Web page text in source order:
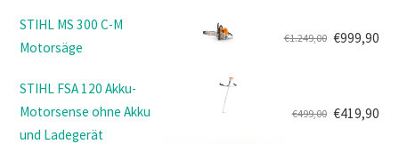
war:
€59,90
ist:
€55,90.
STIHL MS 300 C-M
Motorsäge
€1.249,00
Ursprünglicher
war:
€1.249,00
€999,90
Aktueller
ist:
€999,90.
STIHL FSA 120 Akku-
Motorsense ohne Akku
und Ladegerät
€499,00 €419,90